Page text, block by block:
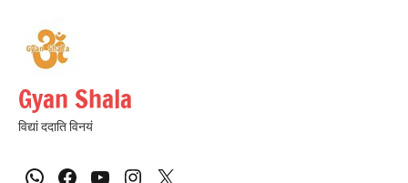
Gyan Shala
विद्यां ददाति विनयं